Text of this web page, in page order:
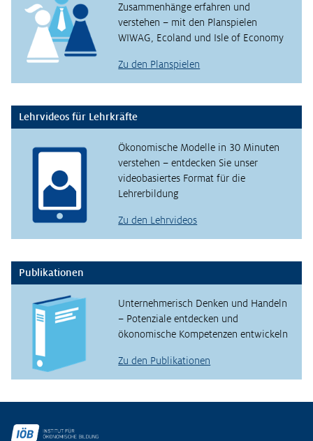
Zusammenhänge erfahren und
verstehen – mit den Planspielen
WIWAG, Ecoland und Isle of Economy
Zu den Planspielen
Lehrvideos für Lehrkräfte
Ökonomische Modelle in 30 Minuten
verstehen – entdecken Sie unser
videobasiertes Format für die
Lehrerbildung
Zu den Lehrvideos
Publikationen
Unternehmerisch Denken und Handeln
– Potenziale entdecken und
ökonomische Kompetenzen entwickeln
Zu den Publikationen